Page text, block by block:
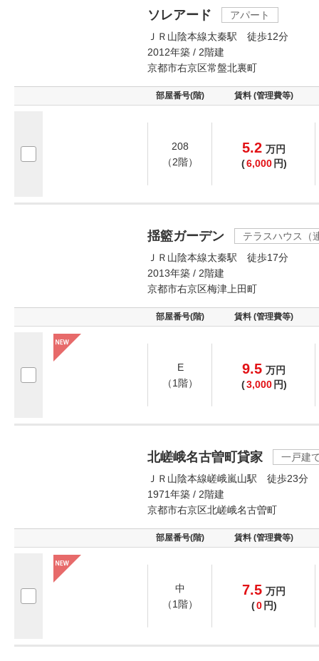
ソレアード
アパート
ＪＲ山陰本線太秦駅 徒歩12分
2012年築 / 2階建
京都市右京区常盤北裏町
部屋番号(階) 賃料 (管理費等)
208
（2階）
5.2 万円
(6,000 円)
揺籃ガーデン
テラスハウス（
ＪＲ山陰本線太秦駅 徒歩17分
2013年築 / 2階建
京都市右京区梅津上田町
部屋番号(階) 賃料 (管理費等)
E
（1階）
9.5 万円
(3,000 円)
北嵯峨名古曽町貸家
一戸建
ＪＲ山陰本線嵯峨嵐山駅 徒歩23分
1971年築 / 2階建
京都市右京区北嵯峨名古曽町
部屋番号(階) 賃料 (管理費等)
中
（1階）
7.5 万円
(0 円)